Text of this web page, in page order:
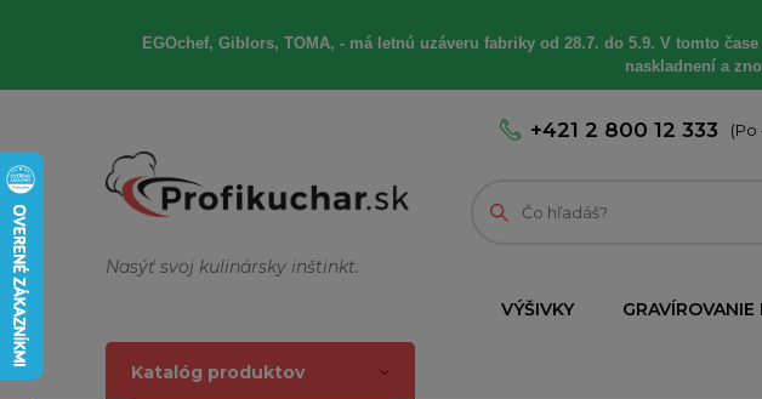
EGOchef, Giblors, TOMA, - má letnú uzáveru fabriky od 28.7. do 5.9. V tomto
naskladnení a
Nasýť svoj kulinársky inštinkt.
+421 2 800 12 333 (Po
VÝŠIVKY GRAVÍROVANIE
Katalóg produktov